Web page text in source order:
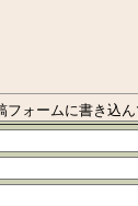
ォームに書き込ん